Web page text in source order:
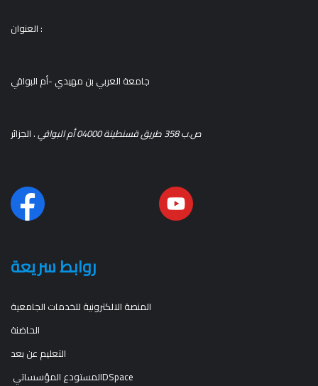
العنوان :
جامعة العربي بن مهيدي -أم البواقي
ص.ب 358 طريق قسنطينة 04000 أم البواقي . الجزائر
روابط سريعة
المنصة الالكترونية للخدمات الجامعية
الحاضنة
التعليم عن بعد
المستودع المؤسساتيDSpace